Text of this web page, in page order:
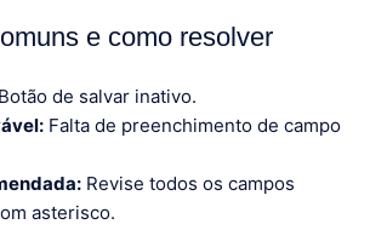
e como resolver
Botão de salvar inativo.
Falta de preenchimento de campo
Revise todos os campos
asterisco.